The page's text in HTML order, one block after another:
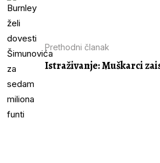
Prethodni članak
Istraživanje: Muškarci